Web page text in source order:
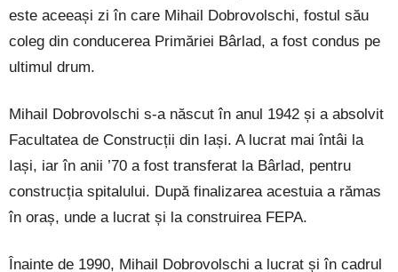
este aceeași zi în care Mihail Dobrovolschi, fostul său
coleg din conducerea Primăriei Bârlad, a fost condus pe
ultimul drum.
Mihail Dobrovolschi s-a născut în anul 1942 și a absolvit
Facultatea de Construcții din Iași. A lucrat mai întâi la
Iași, iar în anii ’70 a fost transferat la Bârlad, pentru
construcția spitalului. După finalizarea acestuia a rămas
în oraș, unde a lucrat și la construirea FEPA.
Înainte de 1990, Mihail Dobrovolschi a lucrat și în cadrul